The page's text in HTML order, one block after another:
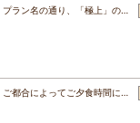
プラン名の通り、「極上」の…
ご都合によってご夕食時間に…